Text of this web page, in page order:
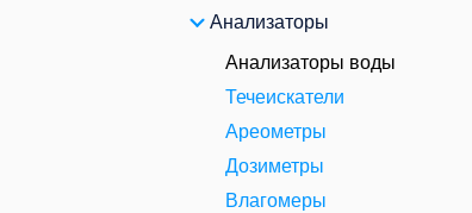
Анализаторы
Анализаторы воды
Течеискатели
Ареометры
Дозиметры
Влагомеры